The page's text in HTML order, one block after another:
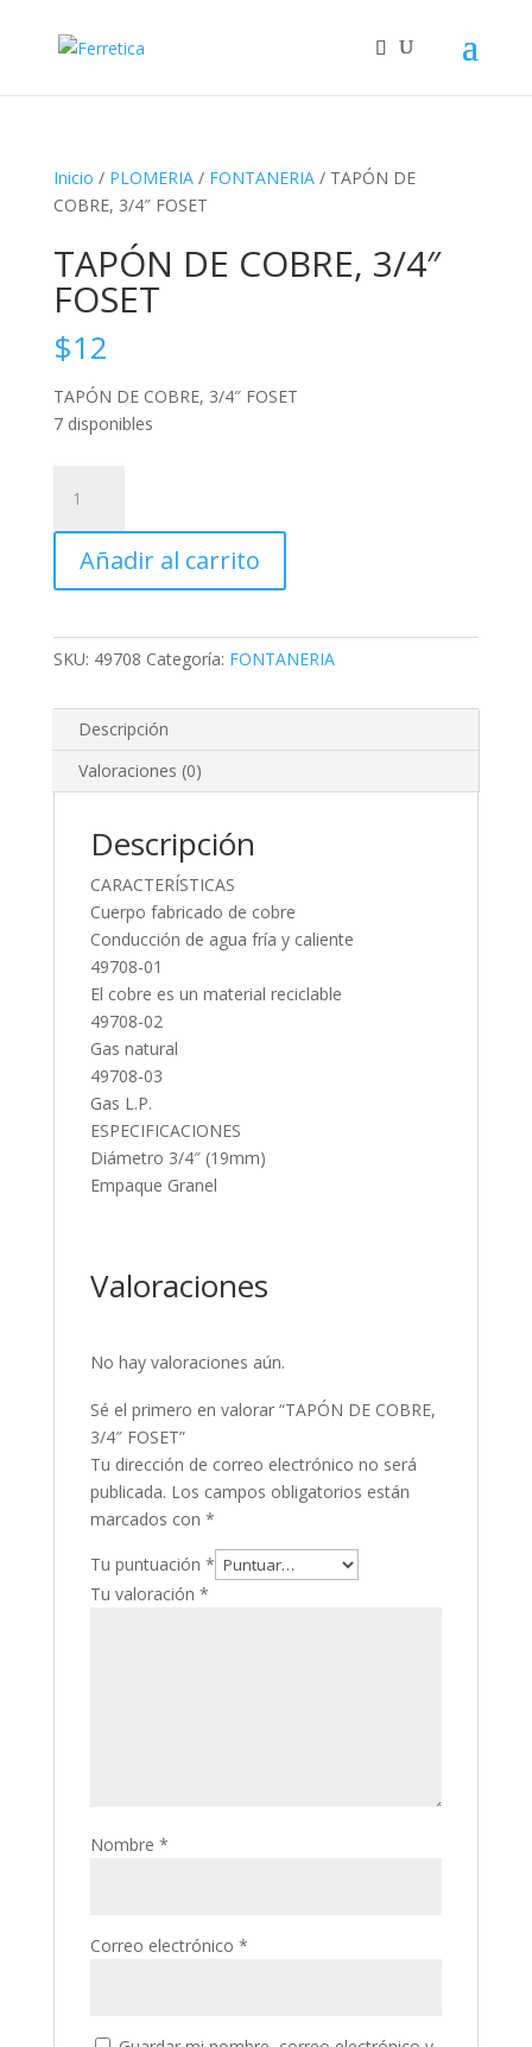
Inicio / PLOMERIA/ FONTANERIA/ TAPÓN DE
COBRE, 3/4″ FOSET
TAPÓN DE COBRE, 3/4″
FOSET
$12
TAPÓN DE COBRE, 3/4″ FOSET
7 disponibles
COBRE,
3/4"
FOSET
Añadir al carrito
SKU: 49708 Categoría: FONTANERIA
Descripción
Valoraciones (0)
Descripción
CARACTERÍSTICAS
Cuerpo fabricado de cobre
Conducción de agua fría y caliente
49708-01
El cobre es un material reciclable
49708-02
Gas natural
49708-03
Gas L.P.
ESPECIFICACIONES
Diámetro 3/4″ (19mm)
Empaque Granel
Valoraciones
No hay valoraciones aún.
Sé el primero en valorar “TAPÓN DE COBRE,
3/4″ FOSET”
Tu dirección de correo electrónico no será
publicada. Los campos obligatorios están
marcados con *
Tu puntuación *
Tu valoración *
Nombre *
Correo electrónico *